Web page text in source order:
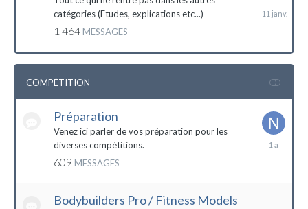
catégories (Etudes, explications etc...)
1 464 MESSAGES
COMPÉTITION
Préparation
Venez ici parler de vos préparation pour les
diverses compétitions.
609 MESSAGES
14
Bodybuilders Pro / Fitness Models